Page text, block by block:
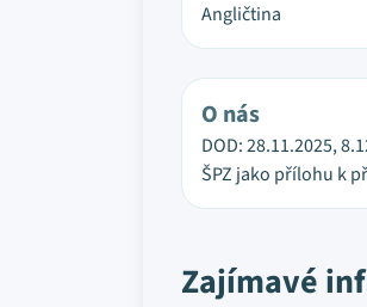
Angličtina
O nás
DOD: 28.11.2025,
ŠPZ jako přílohu k
Zajímavé